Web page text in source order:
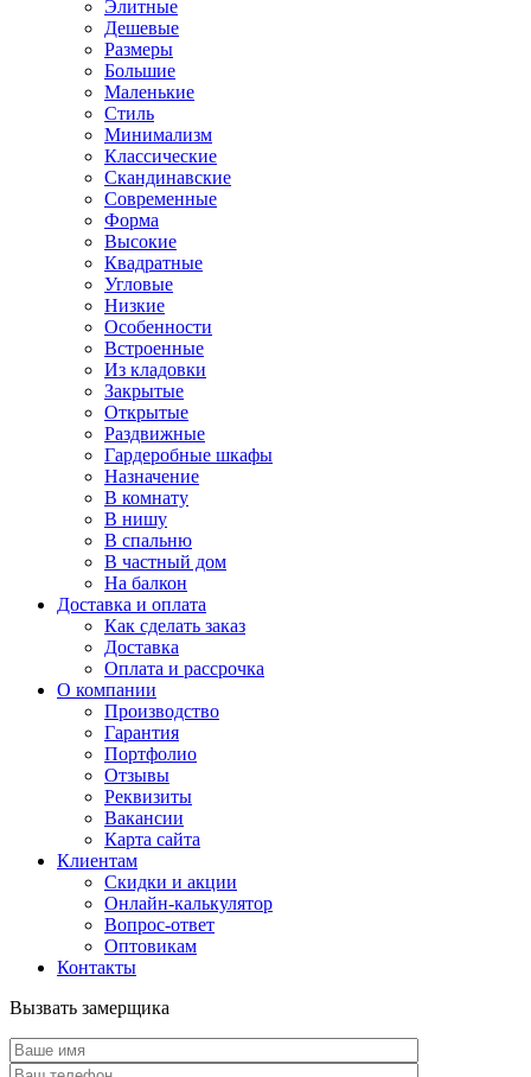
Элитные
Дешевые
Размеры
Большие
Маленькие
Стиль
Минимализм
Классические
Скандинавские
Современные
Форма
Высокие
Квадратные
Угловые
Низкие
Особенности
Встроенные
Из кладовки
Закрытые
Открытые
Раздвижные
Гардеробные шкафы
Назначение
В комнату
В нишу
В спальню
В частный дом
На балкон
Доставка и оплата
Как сделать заказ
Доставка
Оплата и рассрочка
О компании
Производство
Гарантия
Портфолио
Отзывы
Реквизиты
Вакансии
Карта сайта
Клиентам
Скидки и акции
Онлайн-калькулятор
Вопрос-ответ
Оптовикам
Контакты
Вызвать замерщика